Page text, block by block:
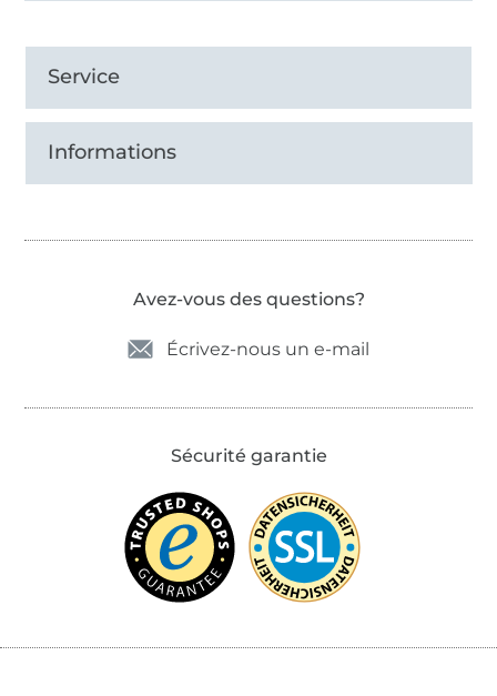
Service
Informations
Avez-vous des questions?
Écrivez-nous un e-mail
Sécurité garantie